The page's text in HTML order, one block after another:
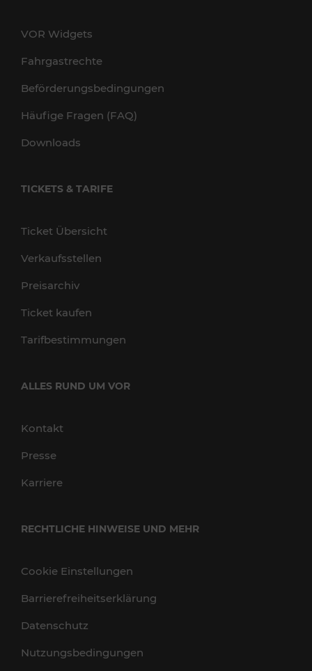
VOR Widgets
Fahrgastrechte
Beförderungsbedingungen
Häufige Fragen (FAQ)
Downloads
TICKETS & TARIFE
Ticket Übersicht
Verkaufsstellen
Preisarchiv
Ticket kaufen
Tarifbestimmungen
ALLES RUND UM VOR
Kontakt
Presse
Karriere
RECHTLICHE HINWEISE UND MEHR
Cookie Einstellungen
Barrierefreiheitserklärung
Datenschutz
Nutzungsbedingungen